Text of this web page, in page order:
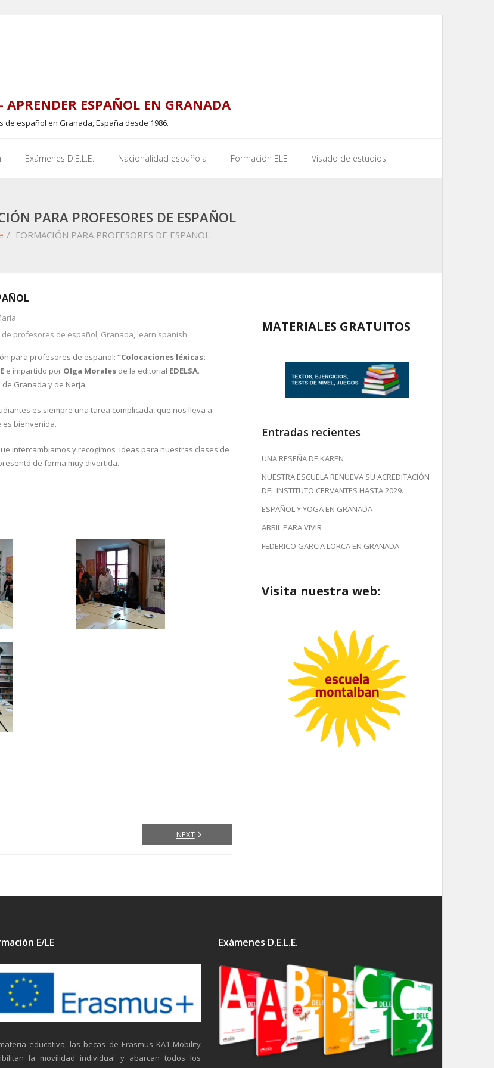
ESPAÑOL EN GRANADA
español en Granada, España desde 1986.
Exámenes D.E.L.E. Nacionalidad española Formación ELE Visado de estudios
PARA PROFESORES DE ESPAÑOL
/ FORMACIÓN PARA PROFESORES DE ESPAÑOL
profesores de español, Granada, learn spanish
para profesores de español: “Colocaciones léxicas:
e impartido por Olga Morales de la editorial EDELSA.
Granada y de Nerja.
es siempre una tarea complicada, que nos lleva a
bienvenida.
intercambiamos y recogimos ideas para nuestras clases de
de forma muy divertida.
NEXT
MATERIALES GRATUITOS
Entradas recientes
UNA RESEÑA DE KAREN
NUESTRA ESCUELA RENUEVA SU ACREDITACIÓN
DEL INSTITUTO CERVANTES HASTA 2029.
ESPAÑOL Y YOGA EN GRANADA
ABRIL PARA VIVIR
FEDERICO GARCIA LORCA EN GRANADA
Visita nuestra web:
E/LE
educativa, las becas de Erasmus KA1 Mobility
la movilidad individual y abarcan todos los
Exámenes D.E.L.E.